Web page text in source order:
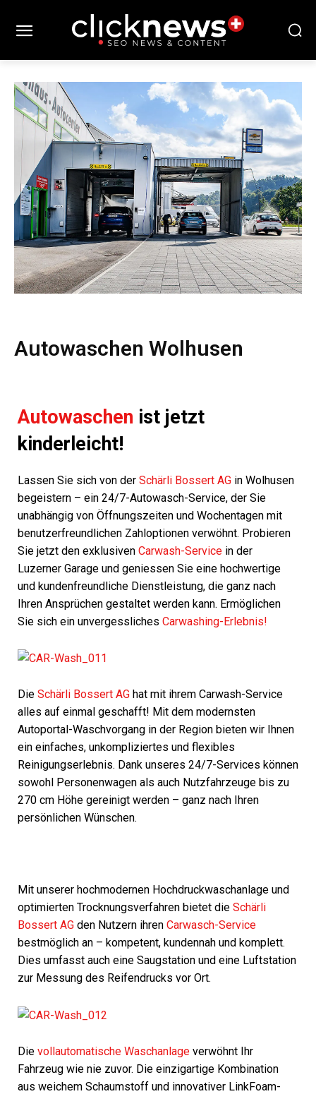
Autowaschen Wolhusen
Autowaschen ist jetzt
kinderleicht!
Lassen Sie sich von der Schärli Bossert AG in Wolhusen
begeistern – ein 24/7-Autowasch-Service, der Sie
unabhängig von Öffnungszeiten und Wochentagen mit
benutzerfreundlichen Zahloptionen verwöhnt. Probieren
Sie jetzt den exklusiven Carwash-Service in der
Luzerner Garage und geniessen Sie eine hochwertige
und kundenfreundliche Dienstleistung, die ganz nach
Ihren Ansprüchen gestaltet werden kann. Ermöglichen
Sie sich ein unvergessliches Carwashing-Erlebnis!
Die Schärli Bossert AG hat mit ihrem Carwash-Service
alles auf einmal geschafft! Mit dem modernsten
Autoportal-Waschvorgang in der Region bieten wir Ihnen
ein einfaches, unkompliziertes und flexibles
Reinigungserlebnis. Dank unseres 24/7-Services können
sowohl Personenwagen als auch Nutzfahrzeuge bis zu
270 cm Höhe gereinigt werden – ganz nach Ihren
persönlichen Wünschen.
Mit unserer hochmodernen Hochdruckwaschanlage und
optimierten Trocknungsverfahren bietet die Schärli
Bossert AG den Nutzern ihren Carwasch-Service
bestmöglich an – kompetent, kundennah und komplett.
Dies umfasst auch eine Saugstation und eine Luftstation
zur Messung des Reifendrucks vor Ort.
Die vollautomatische Waschanlage verwöhnt Ihr
Fahrzeug wie nie zuvor. Die einzigartige Kombination
aus weichem Schaumstoff und innovativer LinkFoam-